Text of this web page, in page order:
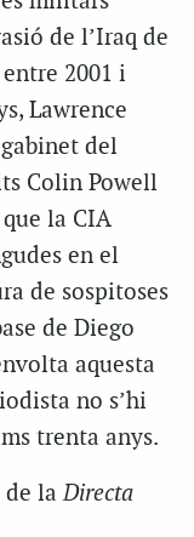
de l’Iraq de
2001 i
Lawrence
del
Colin Powell
la CIA
en el
de sospitoses
de Diego
aquesta
no s’hi
trenta anys.
de laDirecta